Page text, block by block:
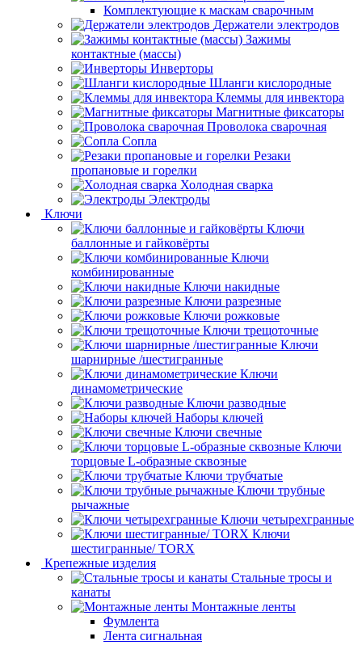
Комплектующие к маскам сварочным
Держатели электродов
Зажимы
контактные (массы)
Инверторы
Шланги кислородные
Клеммы для инвектора
Магнитные фиксаторы
Проволока сварочная
Сопла
Резаки
пропановые и горелки
Холодная сварка
Электроды
Ключи
Ключи
баллонные и гайковёрты
Ключи
комбинированные
Ключи накидные
Ключи разрезные
Ключи рожковые
Ключи трещоточные
Ключи
шарнирные /шестигранные
Ключи
динамометрические
Ключи разводные
Наборы ключей
Ключи свечные
Ключи
торцовые L-образные сквозные
Ключи трубчатые
Ключи трубные
рычажные
Ключи четырехгранные
Ключи
шестигранные/ TORX
Крепежные изделия
Стальные тросы и
канаты
Монтажные ленты
Фумлента
Лента сигнальная